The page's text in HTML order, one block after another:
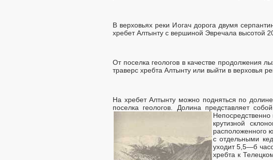
В верховьях реки Иогач дорога двумя
хребет Алтынту с вершиной Эвречала высотой
От поселка геологов в качестве продолжения
траверс хребта Алтынту или выйти в верховья
На хребет Алтынту можно подняться по
поселка геологов. Долина представляет
крутизной
расположенного
с отдельными
уходит 5,5—б
хребта к